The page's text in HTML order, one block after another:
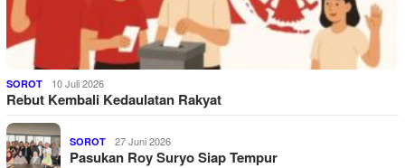
SOROT 10 Juli 2026
Rebut Kembali Kedaulatan Rakyat
SOROT 27 Juni 2026
Pasukan Roy Suryo Siap Tempur